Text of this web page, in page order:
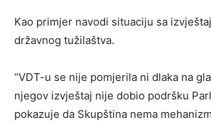
Kao primjer navodi situaciju sa
državnog tužilaštva.
“VDT-u se nije pomjerila ni dlaka na
njegov izvještaj nije dobio podršku
pokazuje da Skupština nema